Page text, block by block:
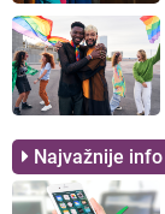
Najvažnije info